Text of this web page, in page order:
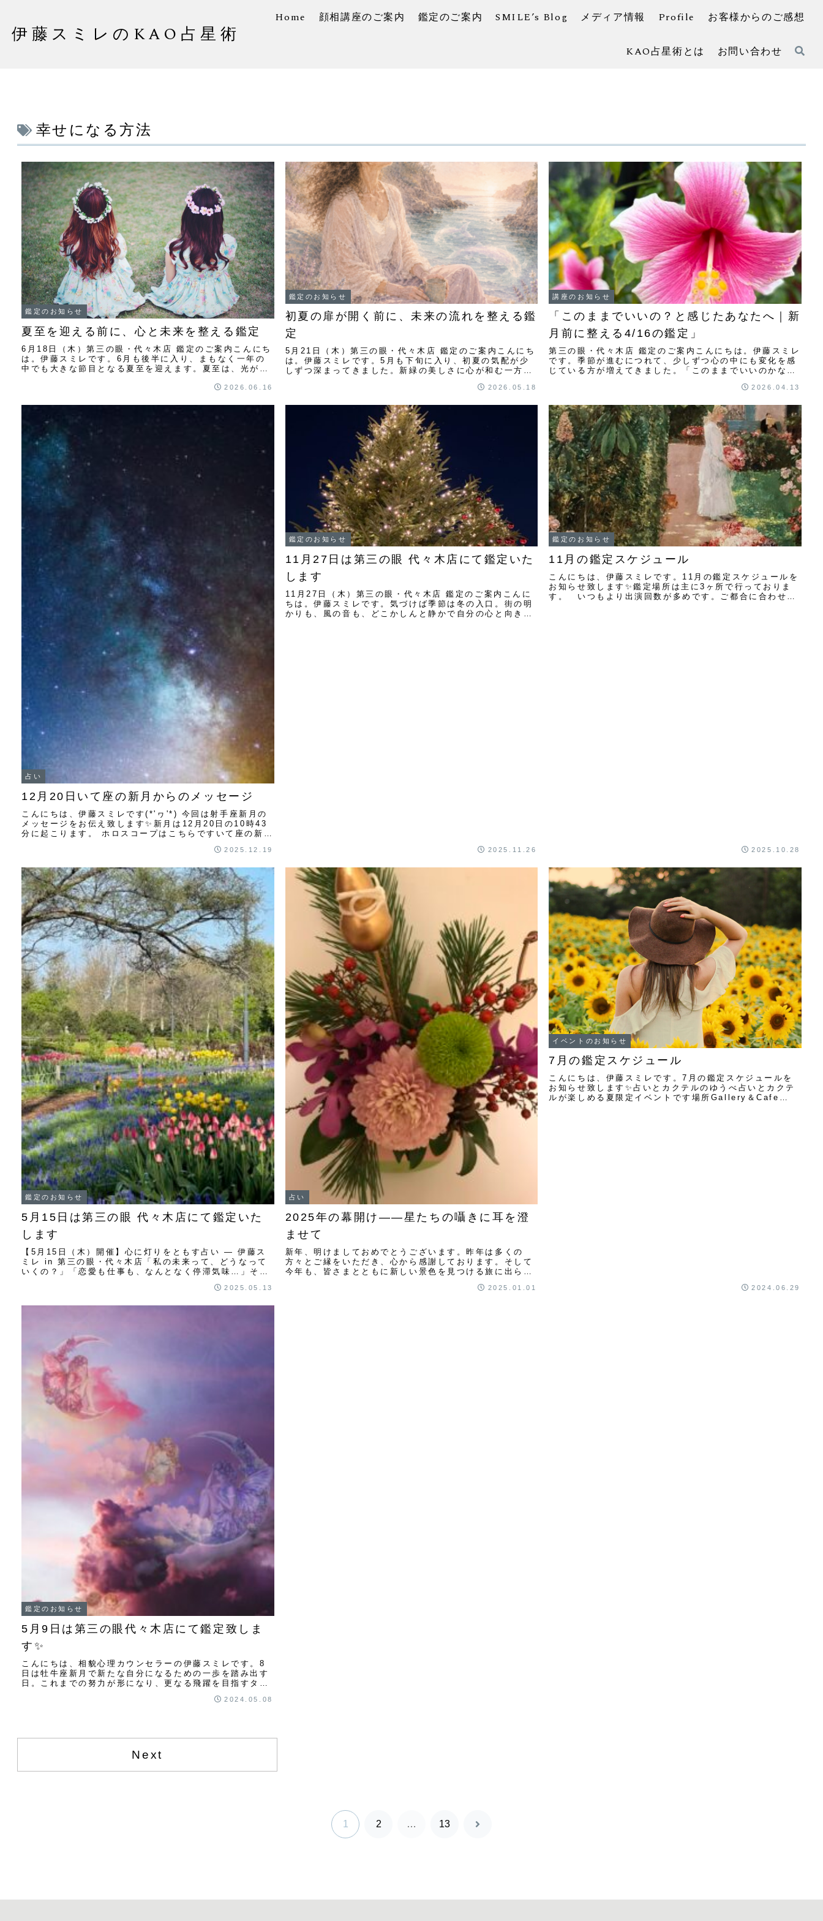
伊藤スミレのKAO占星術
Home 顔相講座のご案内 鑑定のご案内 SMILE’s Blog メディア情報 Profile お客様からのご感想
KAO占星術とは お問い合わせ
幸せになる方法
鑑定のお知らせ
夏至を迎える前に、心と未来を整える鑑定
6月18日（木）第三の眼・代々木店 鑑定のご案内こんにち
は。伊藤スミレです。6月も後半に入り、まもなく一年の
中でも大きな節目となる夏至を迎えます。夏至は、光がも
2026.06.16
鑑定のお知らせ
初夏の扉が開く前に、未来の流れを整える鑑
定
5月21日（木）第三の眼・代々木店 鑑定のご案内こんにち
は。伊藤スミレです。5月も下旬に入り、初夏の気配が少
しずつ深まってきました。新緑の美しさに心が和む一方
2026.05.18
講座のお知らせ
「このままでいいの？と感じたあなたへ｜新
月前に整える4/16の鑑定」
第三の眼・代々木店 鑑定のご案内こんにちは。伊藤スミレ
です。季節が進むにつれて、少しずつ心の中にも変化を感
じている方が増えてきました。「このままでいいのかな」
2026.04.13
占い
12月20日いて座の新月からのメッセージ
こんにちは、伊藤スミレです(*'ヮ'*) 今回は射手座新月の
メッセージをお伝え致します✨新月は12月20日の10時43
分に起こります。 ホロスコープはこちらですいて座の新月
2025.12.19
鑑定のお知らせ
11月27日は第三の眼 代々木店にて鑑定いた
します
11月27日（木）第三の眼・代々木店 鑑定のご案内こんに
ちは。伊藤スミレです。気づけば季節は冬の入口。街の明
かりも、風の音も、どこかしんと静かで自分の心と向き合
2025.11.26
鑑定のお知らせ
11月の鑑定スケジュール
こんにちは、伊藤スミレです。11月の鑑定スケジュールを
お知らせ致します✨鑑定場所は主に3ヶ所で行っておりま
す。 いつもより出演回数が多めです。ご都合に合わせて
2025.10.28
鑑定のお知らせ
5月15日は第三の眼 代々木店にて鑑定いた
します
【5月15日（木）開催】心に灯りをともす占い ― 伊藤ス
ミレ in 第三の眼・代々木店「私の未来って、どうなって
いくの？」「恋愛も仕事も、なんとなく停滞気味…」そん
2025.05.13
占い
2025年の幕開け――星たちの囁きに耳を澄
ませて
新年、明けましておめでとうございます。昨年は多くの
方々とご縁をいただき、心から感謝しております。そして
今年も、皆さまとともに新しい景色を見つける旅に出られ
2025.01.01
イベントのお知らせ
7月の鑑定スケジュール
こんにちは、伊藤スミレです。7月の鑑定スケジュールを
お知らせ致します✨占いとカクテルのゆうべ占いとカクテ
ルが楽しめる夏限定イベントです場所Gallery＆Cafe
2024.06.29
鑑定のお知らせ
5月9日は第三の眼代々木店にて鑑定致しま
す✨
こんにちは、相貌心理カウンセラーの伊藤スミレです。8
日は牡牛座新月で新たな自分になるための一歩を踏み出す
日。これまでの努力が形になり、更なる飛躍を目指すタイ
2024.05.08
Next
1 2 … 13
次